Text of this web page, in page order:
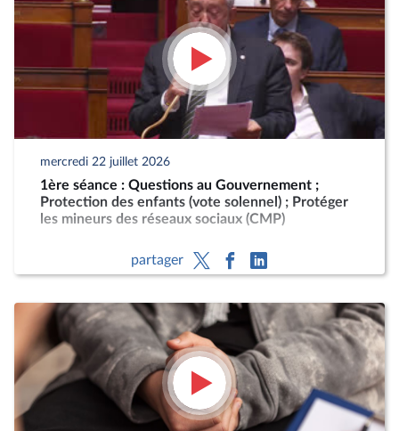
mercredi 22 juillet 2026
1ère séance : Questions au Gouvernement ;
Protection des enfants (vote solennel) ; Protéger
les mineurs des réseaux sociaux (CMP)
partager